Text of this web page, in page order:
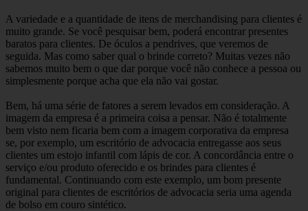
A variedade e a quantidade de itens de merchandising para clientes é
muito grande. Se você pesquisar bem, poderá encontrar presentes
baratos para clientes. De óculos a pendrives, que veremos de
seguida. Mas como saber qual o brinde correto? Muitas vezes não
sabemos muito bem o que dar porque você não conhece a pessoa ou
simplesmente porque acha que ela não vai gostar.
Bem, há uma série de fatores a serem levados em consideração. A
imagem da empresa é a primeira coisa a pensar. Não é totalmente
bem visto nem ficaria bem com a imagem corporativa da empresa
se, por exemplo, um escritório de advocacia entregasse aos seus
clientes um estojo infantil com lápis de cor. A concordância entre o
serviço e/ou produto oferecido e os brindes para clientes é
fundamental. Continuando com este exemplo, um bom presente
original para clientes de escritórios de advocacia seria uma agenda
de bolso em couro sintético.